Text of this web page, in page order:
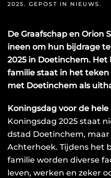
2025 . GEPOST IN NIEUWS .
De Graafschap en Orion
ineen om hun bijdrage
2025 in Doetinchem.
familie staat in het
met Doetinchem als
Koningsdag voor de hele
Koningsdag 2025 staat
dstad Doetinchem,
Achterhoek. Tijdens het
familie worden diverse
leven, werken en zeker